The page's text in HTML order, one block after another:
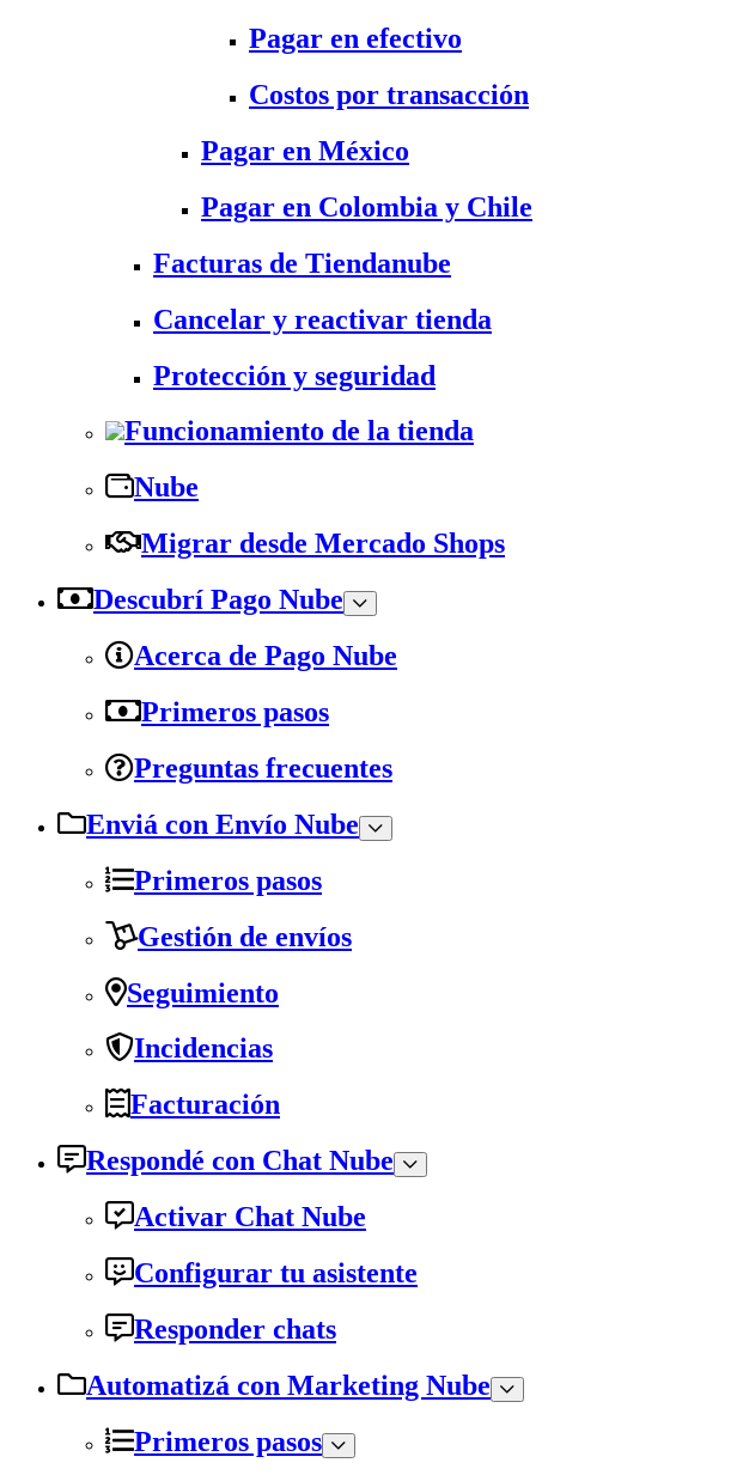
Pagar en efectivo
Costos por transacción
Pagar en México
Pagar en Colombia y Chile
Facturas de Tiendanube
Cancelar y reactivar tienda
Protección y seguridad
Funcionamiento de la tienda
Nube
Migrar desde Mercado Shops
Descubrí Pago Nube
Acerca de Pago Nube
Primeros pasos
Preguntas frecuentes
Enviá con Envío Nube
Primeros pasos
Gestión de envíos
Seguimiento
Incidencias
Facturación
Respondé con Chat Nube
Activar Chat Nube
Configurar tu asistente
Responder chats
Automatizá con Marketing Nube
Primeros pasos